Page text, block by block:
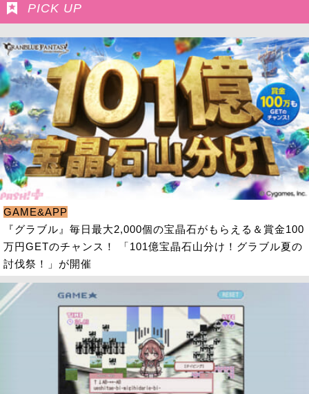
PICK UP
GAME&APP
『グラブル』毎日最大2,000個の宝晶石がもらえる＆賞金100
万円GETのチャンス！ 「101億宝晶石山分け！グラブル夏の
討伐祭！」が開催